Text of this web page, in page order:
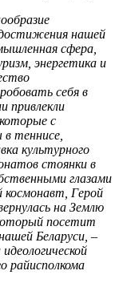
нашей
сфера,
энергетика и
себя в
привлекли
с
теннисе,
культурного
стоянки в
глазами
космонавт, Герой
на Землю
посетит
Беларуси, –
райисполкома